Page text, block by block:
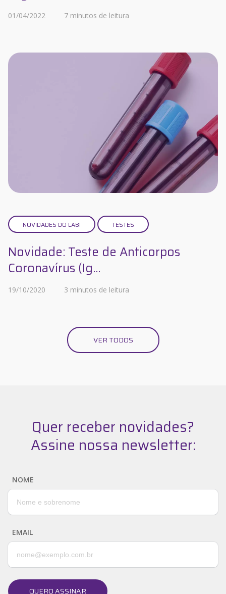
01/04/2022 7 minutos de leitura
NOVIDADES DO LABI TESTES
Novidade: Teste de Anticorpos
Coronavírus (Ig...
19/10/2020 3 minutos de leitura
VER TODOS
Quer receber novidades?
Assine nossa newsletter:
NOME
EMAIL
QUERO ASSINAR